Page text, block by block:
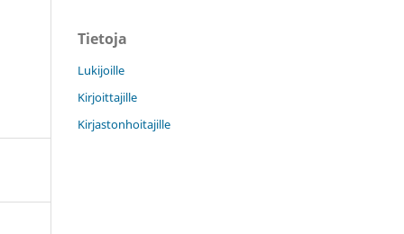
Tietoja
Lukijoille
Kirjoittajille
Kirjastonhoitajille